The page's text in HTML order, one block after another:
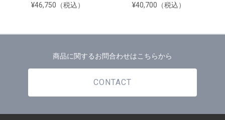
¥46,750（税込） ¥40,700（税込）
商品に関するお問合わせはこちらから
CONTACT